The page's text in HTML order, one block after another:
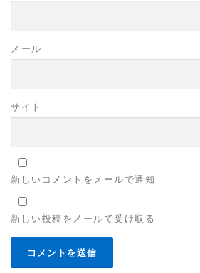
メール
サイト
新しいコメントをメールで通知
新しい投稿をメールで受け取る